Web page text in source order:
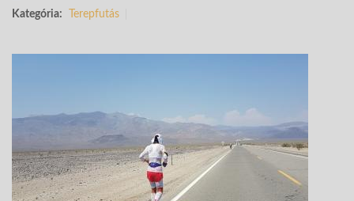
Kategória: Terepfutás